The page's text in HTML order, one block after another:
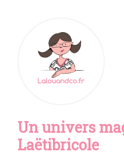
Un univers
Laëtibricole